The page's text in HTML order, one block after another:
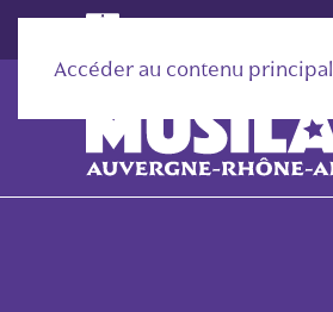
Accéder au contenu principal